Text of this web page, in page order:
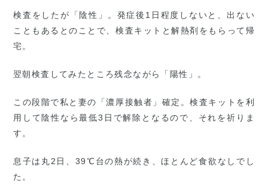
検査をしたが「陰性」。発症後1日程度しないと、出ない
こともあるとのことで、検査キットと解熱剤をもらって帰
宅。
翌朝検査してみたところ残念ながら「陽性」。
この段階で私と妻の「濃厚接触者」確定。検査キットを利
用して陰性なら最低3日で解除となるので、それを祈りま
す。
息子は丸2日、39℃台の熱が続き、ほとんど食欲なしでし
た。